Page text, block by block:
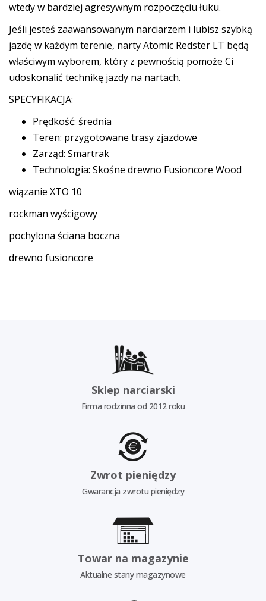
wtedy w bardziej agresywnym rozpoczęciu łuku.
Jeśli jesteś zaawansowanym narciarzem i lubisz szybką
jazdę w każdym terenie, narty Atomic Redster LT będą
właściwym wyborem, który z pewnością pomoże Ci
udoskonalić technikę jazdy na nartach.
SPECYFIKACJA:
Prędkość: średnia
Teren: przygotowane trasy zjazdowe
Zarząd: Smartrak
Technologia: Skośne drewno Fusioncore Wood
wiązanie XTO 10
rockman wyścigowy
pochylona ściana boczna
drewno fusioncore
Sklep narciarski
Firma rodzinna od 2012 roku
Zwrot pieniędzy
Gwarancja zwrotu pieniędzy
Towar na magazynie
Aktualne stany magazynowe